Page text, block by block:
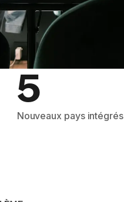
5
Nouveaux pays intégrés